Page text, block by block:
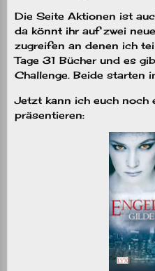
Die Seite Aktionen ist
da könnt ihr auf zwei
zugreifen an denen ich
Tage 31 Bücher und es
Challenge. Beide starten
Jetzt kann ich euch noch
präsentieren: